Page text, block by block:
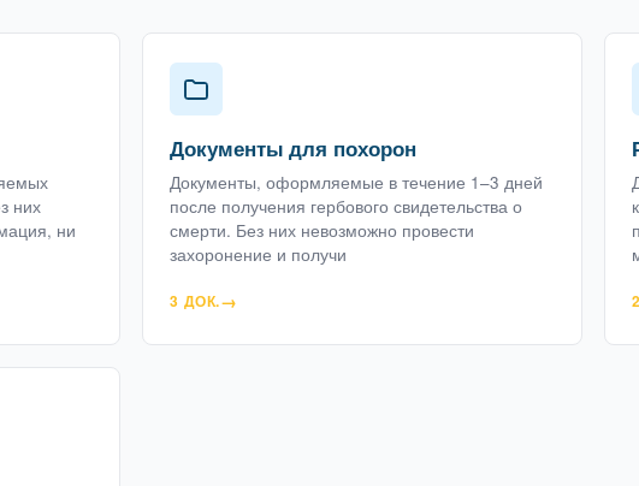
них
ни
Документы для похорон
Документы, оформляемые в течение 1–3 дней
после получения гербового свидетельства о
смерти. Без них невозможно провести
захоронение и получи
3 ДОК.